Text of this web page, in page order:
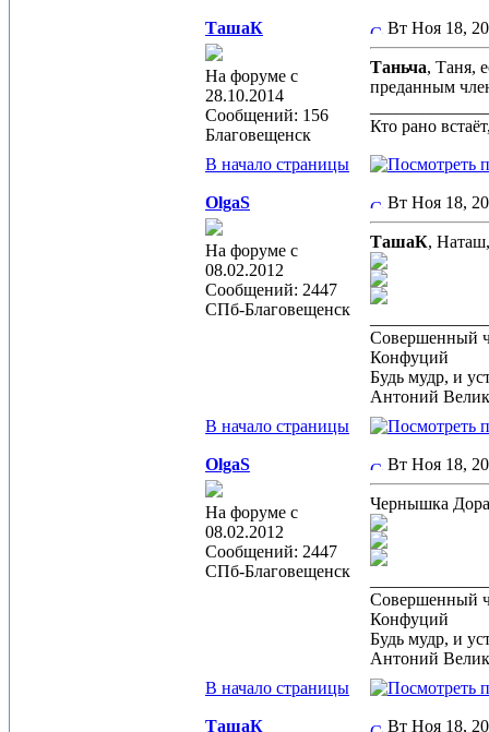
ТашаК
На форуме с
28.10.2014
Сообщений: 156
Благовещенск
Вт Ноя 18,
Таньча, Таня,
преданным
Кто рано
В начало страницы
OlgaS
На форуме с
08.02.2012
Сообщений: 2447
СПб-Благовещенск
Вт Ноя 18,
ТашаК,
Совершенный
Конфуций
Будь мудр, и
Антоний
В начало страницы
OlgaS
На форуме с
08.02.2012
Сообщений: 2447
СПб-Благовещенск
Вт Ноя 18,
Чернышка Дора
Совершенный
Конфуций
Будь мудр, и
Антоний
В начало страницы
ТашаК Вт Ноя 18,